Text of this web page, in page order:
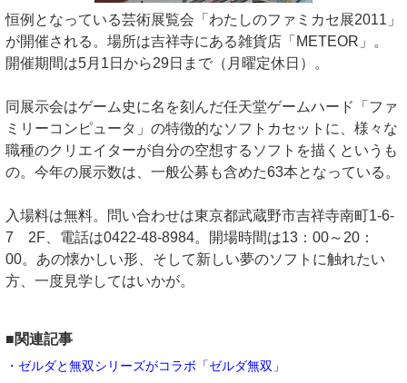
恒例となっている芸術展覧会「わたしのファミカセ展2011」
が開催される。場所は吉祥寺にある雑貨店「METEOR」。
開催期間は5月1日から29日まで（月曜定休日）。
同展示会はゲーム史に名を刻んだ任天堂ゲームハード「ファ
ミリーコンピュータ」の特徴的なソフトカセットに、様々な
職種のクリエイターが自分の空想するソフトを描くというも
の。今年の展示数は、一般公募も含めた63本となっている。
入場料は無料。問い合わせは東京都武蔵野市吉祥寺南町1-6-
7 2F、電話は0422-48-8984。開場時間は13：00～20：
00。あの懐かしい形、そして新しい夢のソフトに触れたい
方、一度見学してはいかが。
■関連記事
・ゼルダと無双シリーズがコラボ「ゼルダ無双」